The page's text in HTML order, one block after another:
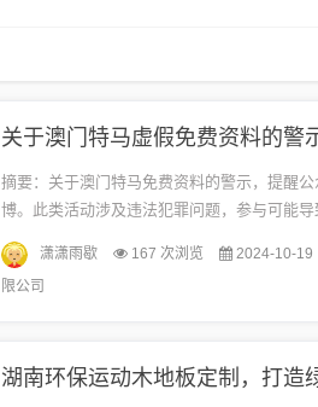
摘要：关于澳门特马免费资料的警示，提醒
博。此类活动涉及违法犯罪问题，参与可能
守法律法规，远离非法赌博活动。澳门特马
后...
潇潇雨歇 167 次浏览 2024-10-19
限公司
湖南环保运动木地板定制，打造